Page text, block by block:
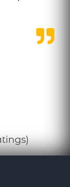
χρήσιμες